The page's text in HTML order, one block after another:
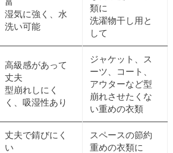
湿気に強く、水
洗い可能
類に
洗濯物干し用と
して
高級感があって
丈夫
型崩れしにく
く、吸湿性あり
ジャケット、ス
ーツ、コート、
アウターなど型
崩れさせたくな
い重めの衣類
丈夫で錆びにく
い
スペースの節約
重めの衣類に